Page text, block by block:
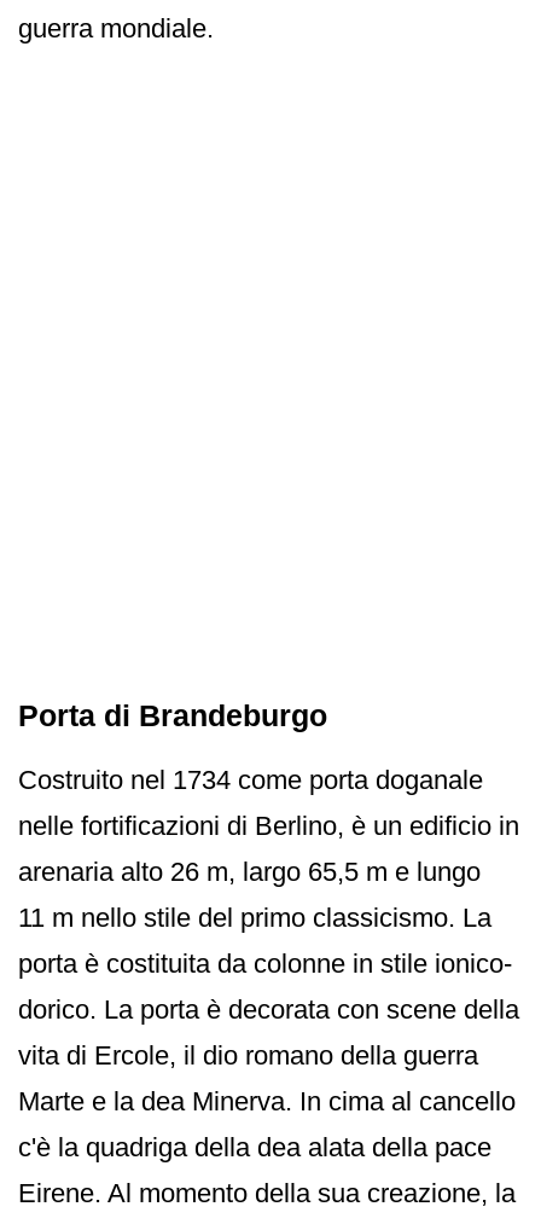
guerra mondiale.
Porta di Brandeburgo
Costruito nel 1734 come porta doganale
nelle fortificazioni di Berlino, è un edificio in
arenaria alto 26 m, largo 65,5 m e lungo
11 m nello stile del primo classicismo. La
porta è costituita da colonne in stile ionico-
dorico. La porta è decorata con scene della
vita di Ercole, il dio romano della guerra
Marte e la dea Minerva. In cima al cancello
c'è la quadriga della dea alata della pace
Eirene. Al momento della sua creazione, la